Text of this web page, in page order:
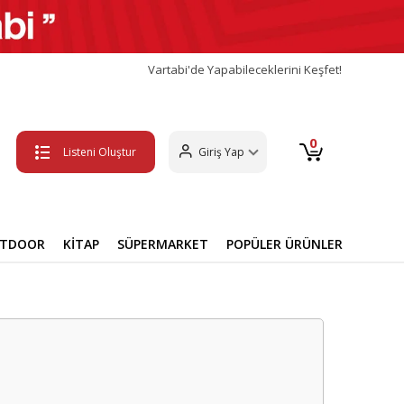
Vartabi'de Yapabileceklerini Keşfet!
Listeni Oluştur Giriş Yap 0
KİTAP SÜPERMARKET POPÜLER ÜRÜNLER